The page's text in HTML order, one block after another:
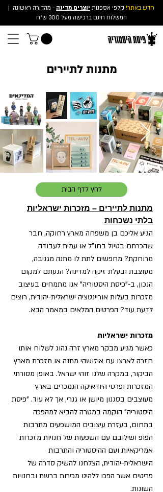
חדש באתר! קלפי אספנות יוצרים מדינה - מהדורה ראשונה |
המשלוח חינם ברכישה מעל 300 ש"ח
מתנות לתיירים
לחץ לדף הבית
מתנות לתיירים – מזכרות ישראליות
בלתי נשכחות
הגיע אליכם בן משפחה מארץ רחוקה, חבר
שהכרתם בטיול בחו"ל או עמית לעבודה
מרוחקת? מחפשים לתת לו מתנה מגניבה,
מעוצבת ובעלת זיקה למדינה? הגעתם למקום
הנכון, ב-"פיסת היסטוריה" אנו מתמחים בעיצוב
מזכרות בעלות אוריינטציה ישראלית-יהודית, רוצים
לדעת עוד? הפרטים המלאים במאמר הבא.
מזכרות ישראליות
כאשר מגיע מבקר מארץ זרה נהוג לשלוח אותו
חזרה לארצו עם איזושהי מתנה או מזכרת מארץ
הביקור, במקרה שלנו זוהי ישראל. באופן מסורתי
המזכרות ופרטי היודאיקה הנמכרים בארץ
מעוצבים בסגנון מיושן או גנרי, אך לא עוד. "פיסת
היסטוריה" הוקמה במטרה להביא למהפכה
בתחום, בעזרת עיצובים המושפעים מתרבות
הפופ ושילובם עם השפעות של חנויות מזכרות
אמריקאיות ועם ההיסטוריה והתרבות
הישראלית-יהודית, הצלחנו להשיק סדרה של
פריטים אשר הפכו ללהיט מכירות ברשת ובחנויות
השונות.